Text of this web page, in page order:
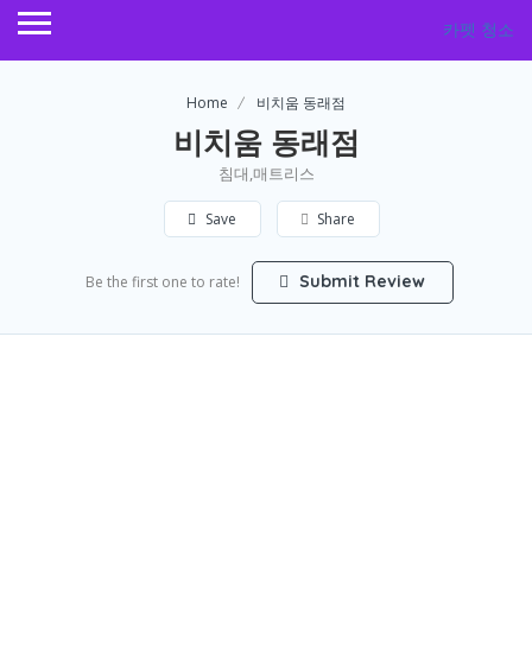
카펫 청소
Home 비치움 동래점
비치움 동래점
침대,매트리스
Save Share
Be the first one to rate! Submit Review